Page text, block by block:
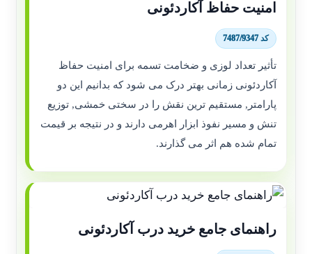
امنیت حفاظ آکاردئونی
کد 7487/9347
تأثیر تعداد لوزی و ضخامت تسمه برای امنیت حفاظ
آکاردئونی زمانی بهتر درک می شود که بدانیم این دو
پارامتر, مستقیم ترین نقش را در سختی خمشی, توزیع
تنش و مسیر نفوذ ابزار اهرمی دارند و در نتیجه بر قیمت
تمام شده هم اثر می گذارند.
راهنمای جامع خرید درب آکاردئونی